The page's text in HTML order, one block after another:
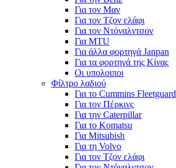
Για τον Μαν
Για τον Τζον ελάφι
Για τον Ντόναλντσον
Για MTU
Για άλλα φορτηγά Janpan
Για τα φορτηγά της Κίνας
Οι υπολοιποι
Φίλτρο λαδιού
Για το Cummins Fleetguard
Για τον Πέρκινς
Για την Caterpillar
Για το Komatsu
Για Mitsubish
Για τη Volvo
Για τον Τζον ελάφι